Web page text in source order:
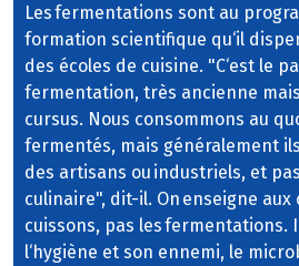
Les fermentations sont au
formation scientifique qu‘il
des écoles de cuisine. "C‘est le
fermentation, très ancienne
cursus. Nous consommons au
fermentés, mais généralement
des artisans ou industriels, et
culinaire", dit-il. On enseigne aux
cuissons, pas les fermentations.
l‘hygiène et son ennemi, le